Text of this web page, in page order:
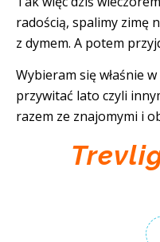
radością, spalimy zimę
z dymem. A potem
Wybieram się właśnie
przywitać lato czyli
razem ze znajomymi i